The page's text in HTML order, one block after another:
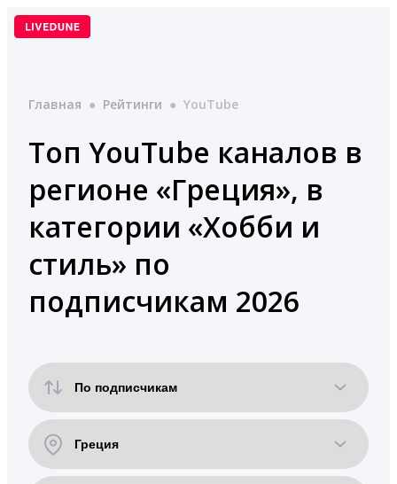
Перейти
Главная ● Рейтинги ● YouTube
Топ YouTube каналов в
регионе «Греция», в
категории «Хобби и
стиль» по
подписчикам 2026